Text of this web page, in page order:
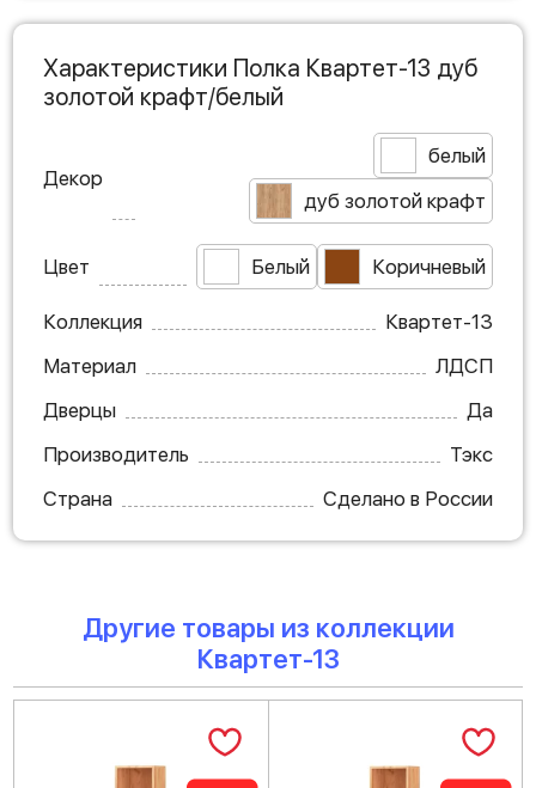
Характеристики Полка Квартет-13 дуб
золотой крафт/белый
Декор
белый
дуб золотой крафт
Цвет Белый Коричневый
Коллекция
Квартет-13
Материал
ЛДСП
Дверцы
Да
Производитель
Тэкс
Страна
Сделано в России
Другие товары из коллекции
Квартет-13